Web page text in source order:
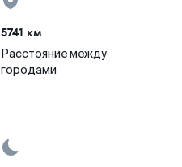
5741 км
Расстояние между
городами